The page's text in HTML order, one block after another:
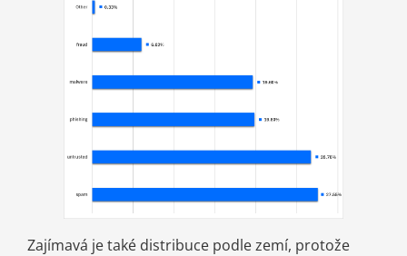
Zajímavá je také distribuce podle zemí, protože